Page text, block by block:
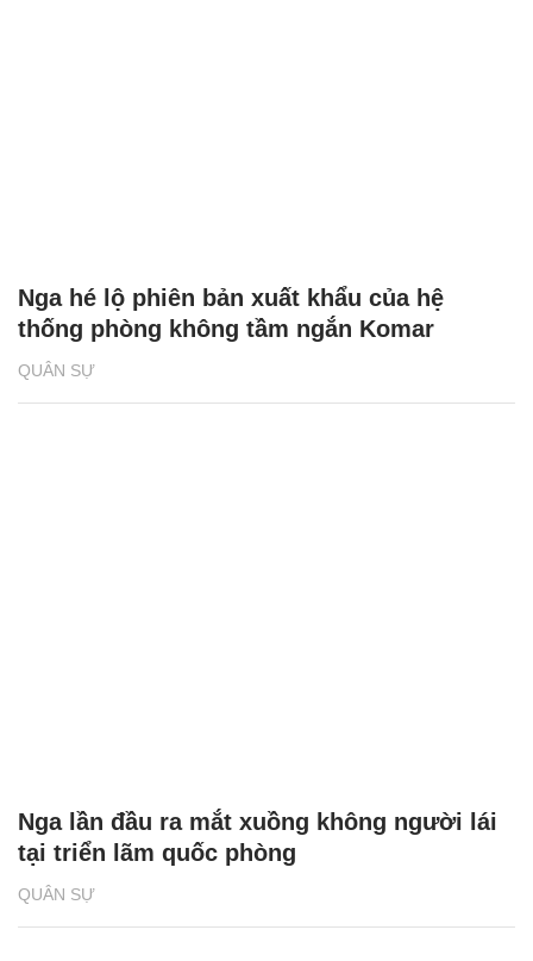
QUÂN SỰ
Nga hé lộ phiên bản xuất khẩu của hệ
thống phòng không tầm ngắn Komar
QUÂN SỰ
Nga lần đầu ra mắt xuồng không người lái
tại triển lãm quốc phòng